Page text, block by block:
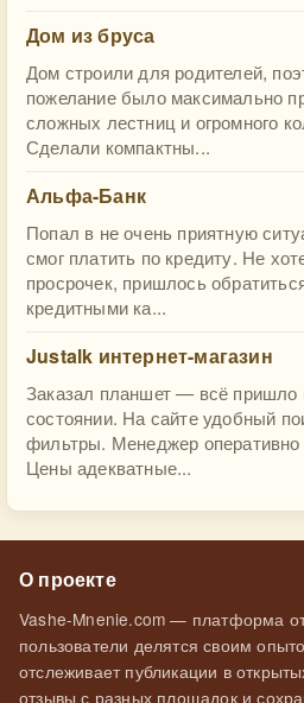
Дом из бруса
Дом строили для родителей,
пожелание было максимально
сложных лестниц и огромного
Сделали компактны...
Альфа-Банк
Попал в не очень приятную
смог платить по кредиту. Не
просрочек, пришлось
кредитными ка...
Justalk интернет-магазин
Заказал планшет — всё пришло
состоянии. На сайте удобный
фильтры. Менеджер оперативно
Цены адекватные...
О проекте
Vashe-Mnenie.com — платформа
пользователи делятся своим
отслеживает публикации в
отзывы с разных площадок и